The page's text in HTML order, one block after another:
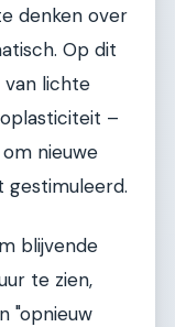
denken over
Op dit
van lichte
–
nieuwe
blijvende
te zien,
"opnieuw